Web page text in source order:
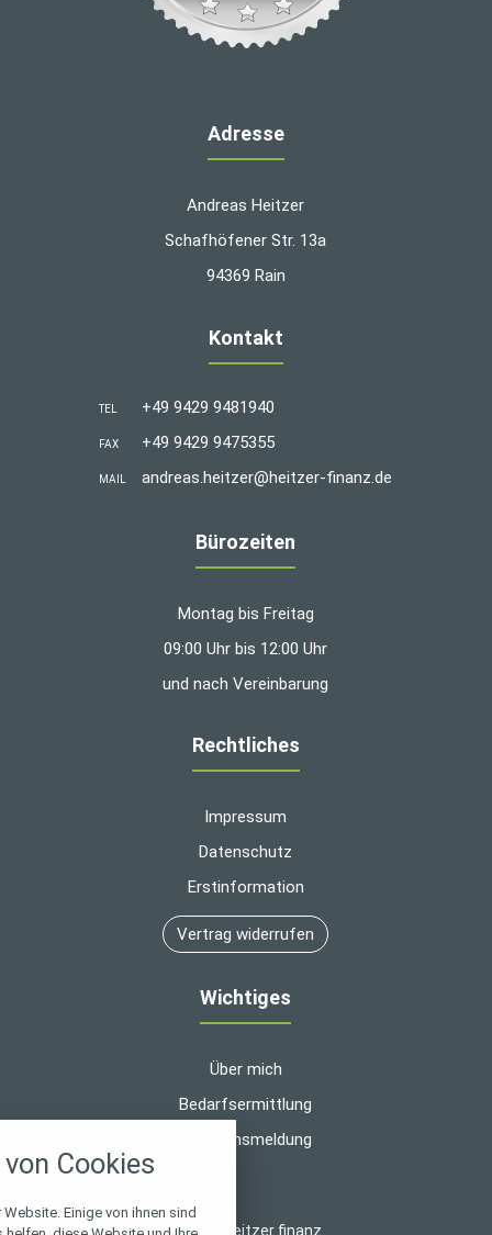
Adresse
Andreas Heitzer
Schafhöfener Str. 13a
94369 Rain
Kontakt
TEL +49 9429 9481940
FAX +49 9429 9475355
MAIL andreas.heitzer@heitzer-finanz.de
Bürozeiten
Montag bis Freitag
09:00 Uhr bis 12:00 Uhr
und nach Vereinbarung
Rechtliches
Impressum
Datenschutz
Erstinformation
Vertrag widerrufen
Wichtiges
Über mich
Bedarfsermittlung
Schadensmeldung
© 2026 heitzer finanz
Cookies
Einige von ihnen sind
alle verwendeten Cookies und
zu blockieren.